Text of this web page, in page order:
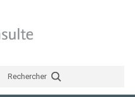
Rechercher